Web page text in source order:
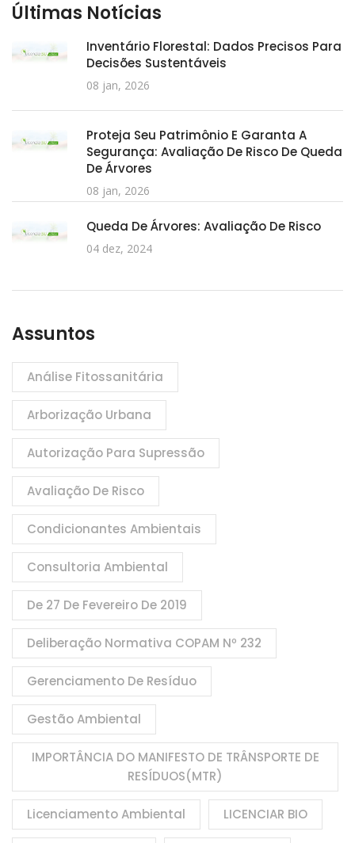
Últimas Notícias
Inventário Florestal: Dados Precisos Para
Decisões Sustentáveis
08 jan, 2026
Proteja Seu Patrimônio E Garanta A
Segurança: Avaliação De Risco De Queda
De Árvores
08 jan, 2026
Queda De Árvores: Avaliação De Risco
04 dez, 2024
Assuntos
Análise Fitossanitária
Arborização Urbana
Autorização Para Supressão
Avaliação De Risco
Condicionantes Ambientais
Consultoria Ambiental
De 27 De Fevereiro De 2019
Deliberação Normativa COPAM Nº 232
Gerenciamento De Resíduo
Gestão Ambiental
IMPORTÂNCIA DO MANIFESTO DE TRÂNSPORTE DE
RESÍDUOS(MTR)
Licenciamento Ambiental LICENCIAR BIO